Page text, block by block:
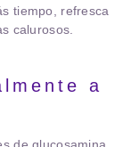
tiempo, refresca
calurosos.
a